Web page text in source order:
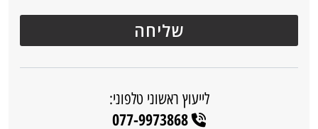
לייעוץ ראשוני טלפוני:
077-9973868